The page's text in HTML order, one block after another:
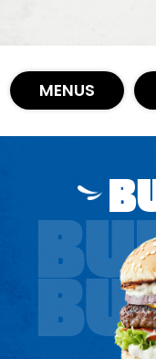
MENUS